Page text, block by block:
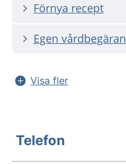
Förnya recept
Egen vårdbegäran
Visa fler
Telefon